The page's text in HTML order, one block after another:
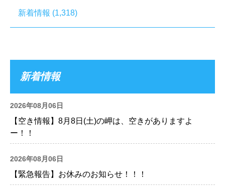
新着情報 (1,318)
新着情報
2026年08月06日
【空き情報】8月8日(土)の岬は、空きがありますよ
ー！！
2026年08月06日
【緊急報告】お休みのお知らせ！！！